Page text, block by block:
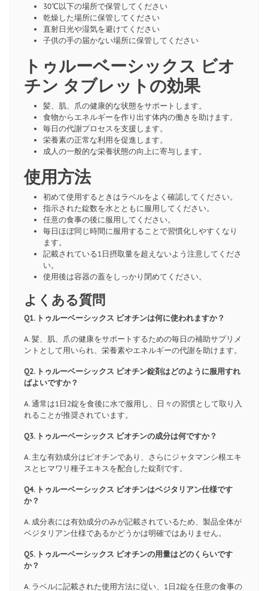
30℃以下の場所で保管してください
乾燥した場所に保管してください
直射日光や湿気を避けてください
子供の手の届かない場所に保管してください
トゥルーベーシックス ビオ
チン タブレットの効果
髪、肌、爪の健康的な状態をサポートします。
食物からエネルギーを作り出す体内の働きを助けます。
毎日の代謝プロセスを支援します。
栄養素の正常な利用を促進します。
成人の一般的な栄養状態の向上に寄与します。
使用方法
初めて使用するときはラベルをよく確認してください。
指示された錠数を水とともに服用してください。
任意の食事の後に服用してください。
毎日ほぼ同じ時間に服用することで習慣化しやすくなり
ます。
記載されている1日摂取量を超えないよう注意してくださ
い。
使用後は容器の蓋をしっかり閉めてください。
よくある質問
Q1. トゥルーベーシックス ビオチンは何に使われますか？
A. 髪、肌、爪の健康をサポートするための毎日の補助サプリメ
ントとして用いられ、栄養素やエネルギーの代謝を助けます。
Q2. トゥルーベーシックス ビオチン錠剤はどのように服用すれ
ばよいですか？
A. 通常は1日2錠を食後に水で服用し、日々の習慣として取り入
れることが推奨されています。
Q3. トゥルーベーシックス ビオチンの成分は何ですか？
A. 主な有効成分はビオチンであり、さらにジャタマンシ根エキ
スとヒマワリ種子エキスを配合した錠剤です。
Q4. トゥルーベーシックス ビオチンはベジタリアン仕様です
か？
A. 成分表には有効成分のみが記載されているため、製品全体が
ベジタリアン仕様であるかどうかは明確ではありません。
Q5. トゥルーベーシックス ビオチンの用量はどのくらいです
か？
A. ラベルに記載された使用方法に従い、1日2錠を任意の食事の